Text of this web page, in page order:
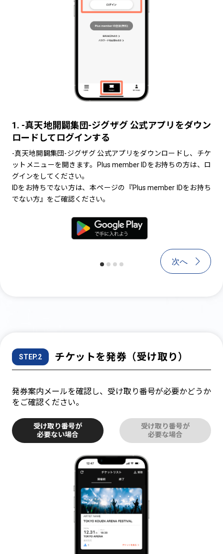
1. -真天地開闢集団-ジグザグ 公式アプリをダウン
ロードしてログインする
-真天地開闢集団-ジグザグ 公式アプリをダウンロードし、チケ
ットメニューを開きます。Plus member IDをお持ちの方は、ロ
グインをしてください。
IDをお持ちでない方は、本ページの『Plus member IDをお持ち
でない方』をご確認ください。
1. -真天地開闢集団-ジグザグ 公式ア
ロードして新規会員登録する
-真天地開闢集団-ジグザグ 公式アプリをダウ
ットメニューを開きます。【Plus member ID
登録をお願いします。（チケットの発券(受
member IDが必要です。）
STEP.2 チケットを発券（受け取り）
発券案内メールを確認し、受け取り番号が必要かどうか
をご確認ください。
受け取り番号が
必要ない場合
受け取り番号が
必要な場合